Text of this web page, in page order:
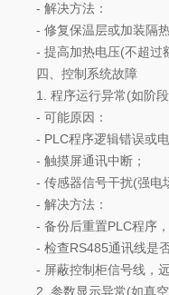
- 解决方法：
- 修复保温层或加装隔热
- 提高加热电压(不超过额
四、控制系统故障
1. 程序运行异常(如阶段
- 可能原因：
- PLC程序逻辑错误或电
- 触摸屏通讯中断；
- 传感器信号干扰(强电场
- 解决方法：
- 备份后重置PLC程序，
- 检查RS485通讯线是否
- 屏蔽控制柜信号线，远
2. 参数显示异常(如真空